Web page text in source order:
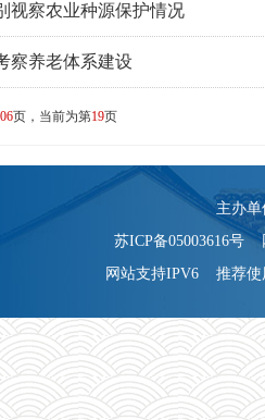
视察农业种源保护情况
察养老体系建设
页，当前为第19页
主办
苏ICP备05003616号
网站支持IPV6 推荐使